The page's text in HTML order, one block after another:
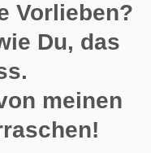
Vorlieben?
Du, das
meinen